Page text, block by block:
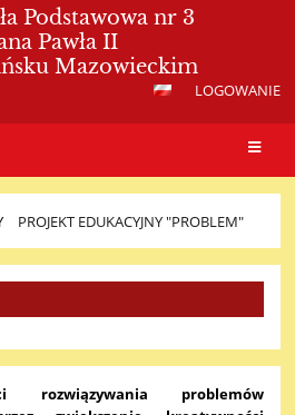
Podstawowa nr 3
Pawła II
Mazowieckim
LOGOWANIE
PROJEKT EDUKACYJNY "PROBLEM"
rozwiązywania problemów